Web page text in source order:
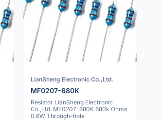
LianSheng Electronic Co.,Ltd.
MF0207-680K
Resistor LianSheng Electronic
Co.,Ltd. MF0207-680K 680k Ohms
0.6W Through-hole